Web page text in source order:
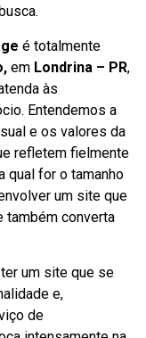
é totalmente
em Londrina – PR,
às
Entendemos a
e os valores da
refletem fielmente
qual for o tamanho
um site que
também converta
um site que se
e,
de